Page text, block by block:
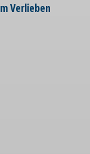
Verlieben